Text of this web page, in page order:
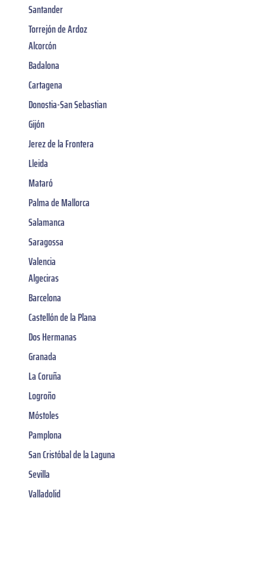
Santander
Torrejón de Ardoz
Alcorcón
Badalona
Cartagena
Donostia-San Sebastian
Gijón
Jerez de la Frontera
Lleida
Mataró
Palma de Mallorca
Salamanca
Saragossa
Valencia
Algeciras
Barcelona
Castellón de la Plana
Dos Hermanas
Granada
La Coruña
Logroño
Móstoles
Pamplona
San Cristóbal de la Laguna
Sevilla
Valladolid